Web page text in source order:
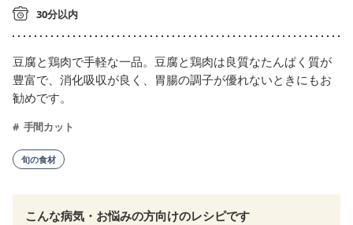
30分以内
豆腐と鶏肉で手軽な一品。豆腐と鶏肉は良質なたんぱく質が
豊富で、消化吸収が良く、胃腸の調子が優れないときにもお
勧めです。
手間カット
旬の食材
こんな病気・お悩みの方向けのレシピです